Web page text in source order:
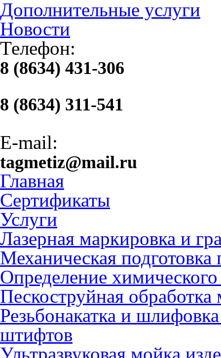
Дополнительные услуги
Новости
Телефон:
8 (8634) 431-306
8 (8634) 311-541
E-mail:
tagmetiz@mail.ru
Главная
Сертификаты
Услуги
Лазерная маркировка и
Механическая подготовка
Определение химического
Пескоструйная
Резьбонакатка и
штифтов